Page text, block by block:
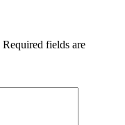
Required fields are